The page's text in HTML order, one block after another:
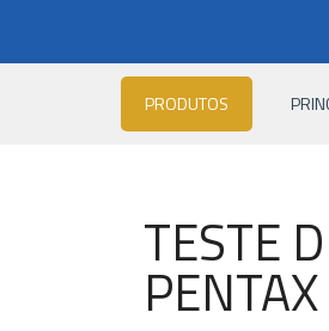
PRODUTOS
TESTE
PENTAX